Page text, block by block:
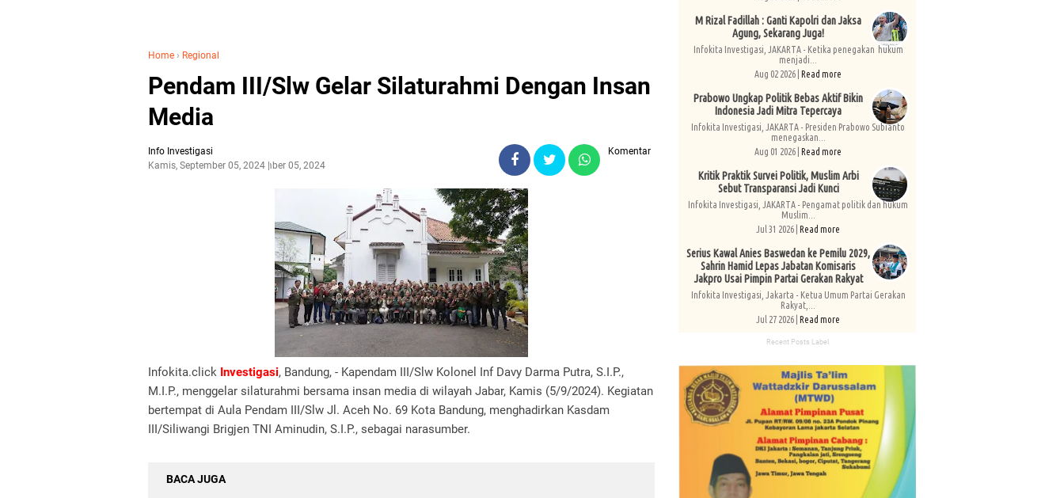
Home › Regional
Pendam III/Slw Gelar Silaturahmi Dengan Insan
Media
Info Investigasi
Kamis, September 05, 2024September 05, 2024
Komentar
Infokita.click Investigasi, Bandung, - Kapendam III/Slw Kolonel Inf Davy Darma Putra, S.I.P.,
M.I.P., menggelar silaturahmi bersama insan media di wilayah Jabar, Kamis (5/9/2024). Kegiatan
bertempat di Aula Pendam III/Slw Jl. Aceh No. 69 Kota Bandung, menghadirkan Kasdam
III/Siliwangi Brigjen TNI Aminudin, S.I.P., sebagai narasumber.
BACA JUGA
M Rizal Fadillah : Ganti Kapolri dan Jaksa
Agung, Sekarang Juga!
Infokita Investigasi, JAKARTA - Ketika penegakan hukum
menjadi...
Aug 02 2026 | Read more
Prabowo Ungkap Politik Bebas Aktif Bikin
Indonesia Jadi Mitra Tepercaya
Infokita Investigasi, JAKARTA - Presiden Prabowo Subianto
menegaskan...
Aug 01 2026 | Read more
Kritik Praktik Survei Politik, Muslim Arbi
Sebut Transparansi Jadi Kunci
Infokita Investigasi, JAKARTA - Pengamat politik dan hukum
Muslim...
Jul 31 2026 | Read more
Serius Kawal Anies Baswedan ke Pemilu 2029,
Sahrin Hamid Lepas Jabatan Komisaris
Jakpro Usai Pimpin Partai Gerakan Rakyat
Infokita Investigasi, Jakarta - Ketua Umum Partai Gerakan
Rakyat,...
Jul 27 2026 | Read more
Recent Posts Label